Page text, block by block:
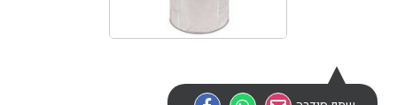
לכל מוצרי היצרן לכל מוצרי היצרן